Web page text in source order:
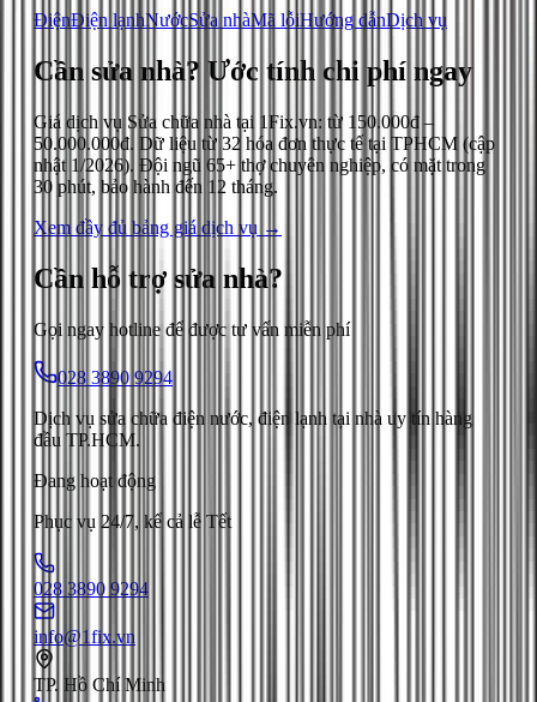
ĐiệnĐiện lạnhNướcSửa nhàMã lỗiHướng dẫnDịch vụ
Cần sửa nhà? Ước tính chi phí ngay
Giá dịch vụ Sửa chữa nhà tại 1Fix.vn: từ 150.000đ –
50.000.000đ. Dữ liệu từ 32 hóa đơn thực tế tại TPHCM (cập
nhật 1/2026). Đội ngũ 65+ thợ chuyên nghiệp, có mặt trong
30 phút, bảo hành đến 12 tháng.
Xem đầy đủ bảng giá dịch vụ →
Cần hỗ trợ sửa nhà?
Gọi ngay hotline để được tư vấn miễn phí
028 3890 9294
Dịch vụ sửa chữa điện nước, điện lạnh tại nhà uy tín hàng
đầu TP.HCM.
Đang hoạt động
Phục vụ 24/7, kể cả lễ Tết
028 3890 9294
info@1fix.vn
TP. Hồ Chí Minh